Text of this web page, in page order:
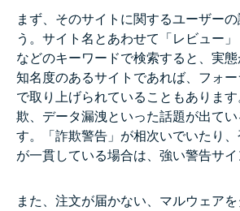
まず、そのサイトに関するユーザー
う。サイト名とあわせて「レビュー」
などのキーワードで検索すると、実態
知名度のあるサイトであれば、フォ
で取り上げられていることもありま
欺、データ漏洩といった話題が出て
す。「詐欺警告」が相次いでいたり
が一貫している場合は、強い警告サイ
また、注文が届かない、マルウェア